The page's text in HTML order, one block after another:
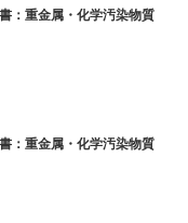
：重金属・化学汚染物質
：重金属・化学汚染物質